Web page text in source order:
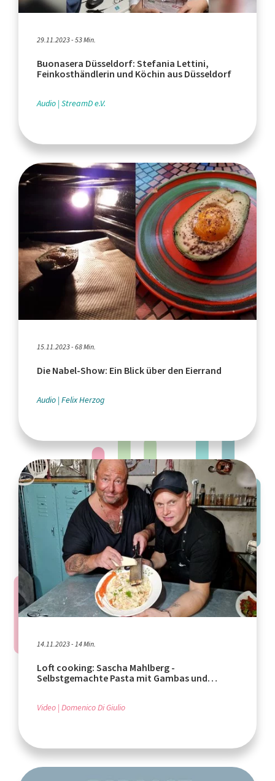
29.11.2023 - 53 Min.
Buonasera Düsseldorf: Stefania Lettini,
Feinkosthändlerin und Köchin aus Düsseldorf
Audio StreamD e.V.
15.11.2023 - 68 Min.
Die Nabel-Show: Ein Blick über den Eierrand
Audio Felix Herzog
14.11.2023 - 14 Min.
Loft cooking: Sascha Mahlberg -
Selbstgemachte Pasta mit Gambas und
Video Domenico Di Giulio